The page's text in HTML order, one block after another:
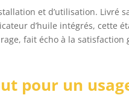
et d’utilisation. Livré
d’huile intégrés, cette
fait écho à la satisfaction
pour un